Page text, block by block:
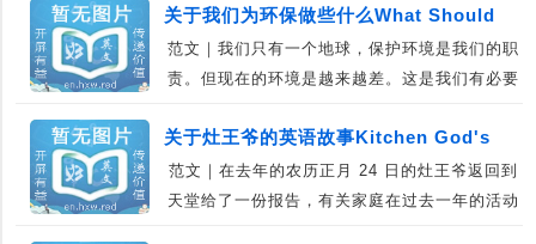
关于我们为环保做些什么What Should
We Do To Protect Environme
范文｜我们只有一个地球，保护环境是我们的职
责。但现在的环境是越来越差。这是我们有必要
关于灶王爷的英语故事Kitchen God's
Day
范文｜在去年的农历正月 24 日的灶王爷返回到
天堂给了一份报告，有关家庭在过去一年的活动